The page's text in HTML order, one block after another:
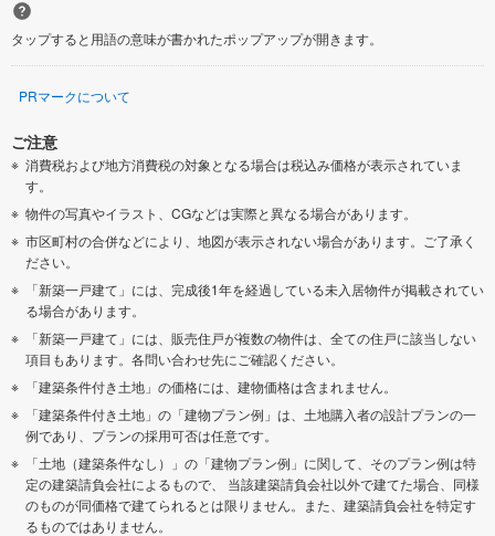
タップすると用語の意味が書かれたポップアップが開きます。
PRマークについて
ご注意
消費税および地方消費税の対象となる場合は税込み価格が表示されていま
す。
物件の写真やイラスト、CGなどは実際と異なる場合があります。
市区町村の合併などにより、地図が表示されない場合があります。ご了承く
ださい。
「新築一戸建て」には、完成後1年を経過している未入居物件が掲載されてい
る場合があります。
「新築一戸建て」には、販売住戸が複数の物件は、全ての住戸に該当しない
項目もあります。各問い合わせ先にご確認ください。
「建築条件付き土地」の価格には、建物価格は含まれません。
「建築条件付き土地」の「建物プラン例」は、土地購入者の設計プランの一
例であり、プランの採用可否は任意です。
「土地（建築条件なし）」の「建物プラン例」に関して、そのプラン例は特
定の建築請負会社によるもので、 当該建築請負会社以外で建てた場合、同様
のものが同価格で建てられるとは限りません。また、建築請負会社を特定す
るものではありません。